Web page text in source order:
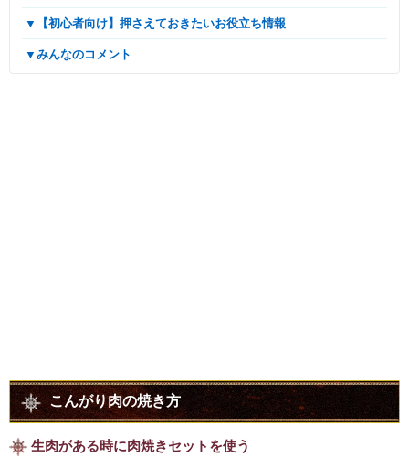
▼【初心者向け】押さえておきたいお役立ち情報
▼みんなのコメント
こんがり肉の焼き方
生肉がある時に肉焼きセットを使う